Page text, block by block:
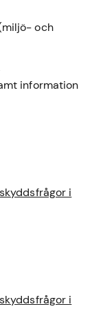
och
information
i
i